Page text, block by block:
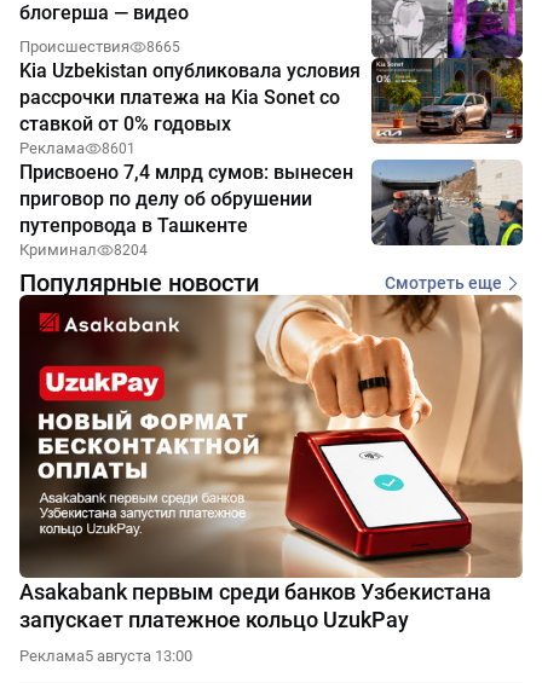
блогерша — видео
Происшествия 8665
Kia Uzbekistan опубликовала условия
рассрочки платежа на Kia Sonet со
ставкой от 0% годовых
Реклама 8601
Присвоено 7,4 млрд сумов: вынесен
приговор по делу об обрушении
путепровода в Ташкенте
Криминал 8204
Популярные новости Смотреть еще
Asakabank первым среди банков Узбекистана
запускает платежное кольцо UzukPay
Реклама5 августа 13:00